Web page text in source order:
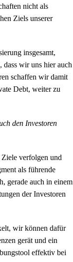
nicht als
Ziels unserer
insgesamt,
dass wir uns hier auch
schaffen wir damit
Debt, weiter zu
den Investoren
Ziele verfolgen und
als führende
gerade auch in einem
der Investoren
wir können dafür
gerät und ein
effektiv bei